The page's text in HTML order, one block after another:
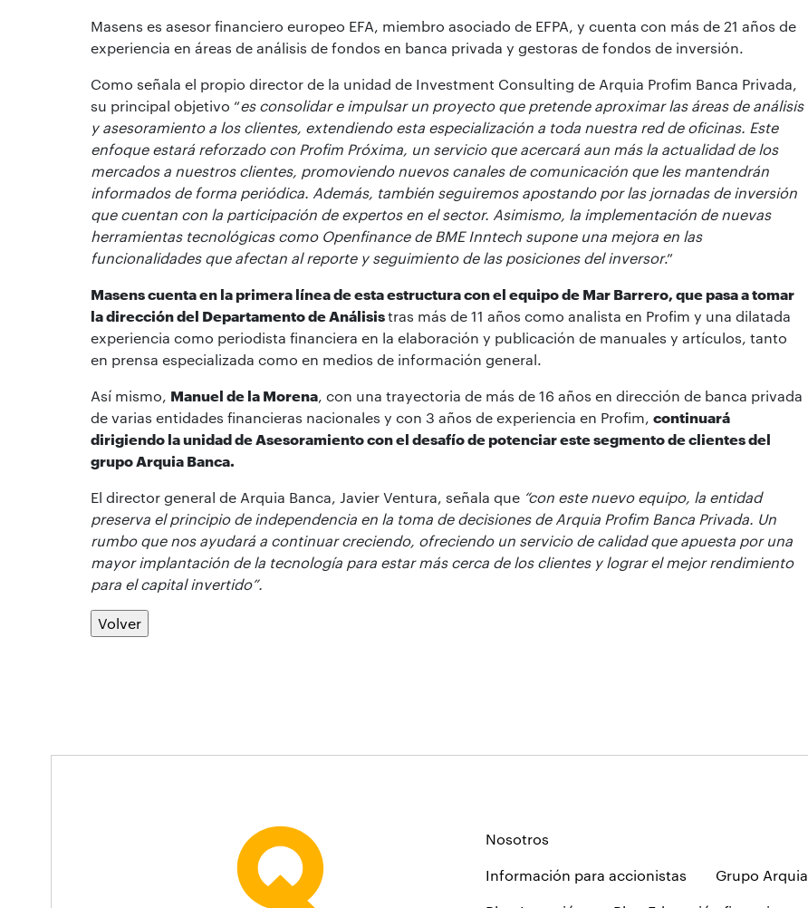
Masens es asesor financiero europeo EFA, miembro asociado de EFPA, y cuenta con más de 21 años de
experiencia en áreas de análisis de fondos en banca privada y gestoras de fondos de inversión.
Como señala el propio director de la unidad de Investment Consulting de Arquia Profim Banca Privada,
su principal objetivo “es consolidar e impulsar un proyecto que pretende aproximar las áreas de análisis
y asesoramiento a los clientes, extendiendo esta especialización a toda nuestra red de oficinas. Este
enfoque estará reforzado con Profim Próxima, un servicio que acercará aun más la actualidad de los
mercados a nuestros clientes, promoviendo nuevos canales de comunicación que les mantendrán
informados de forma periódica. Además, también seguiremos apostando por las jornadas de inversión
que cuentan con la participación de expertos en el sector. Asimismo, la implementación de nuevas
herramientas tecnológicas como Openfinance de BME Inntech supone una mejora en las
funcionalidades que afectan al reporte y seguimiento de las posiciones del inversor.”
Masens cuenta en la primera línea de esta estructura con el equipo de Mar Barrero, que pasa a tomar
la dirección del Departamento de Análisistras más de 11 años como analista en Profim y una dilatada
experiencia como periodista financiera en la elaboración y publicación de manuales y artículos, tanto
en prensa especializada como en medios de información general.
Así mismo, Manuel de la Morena, con una trayectoria de más de 16 años en dirección de banca privada
de varias entidades financieras nacionales y con 3 años de experiencia en Profim, continuará
dirigiendo la unidad de Asesoramiento con el desafío de potenciar este segmento de clientes del
grupo Arquia Banca.
El director general de Arquia Banca, Javier Ventura, señala que “con este nuevo equipo, la entidad
preserva el principio de independencia en la toma de decisiones de Arquia Profim Banca Privada. Un
rumbo que nos ayudará a continuar creciendo, ofreciendo un servicio de calidad que apuesta por una
mayor implantación de la tecnología para estar más cerca de los clientes y lograr el mejor rendimiento
para el capital invertido”.
Volver
Nosotros
Información para accionistas Grupo Arquia